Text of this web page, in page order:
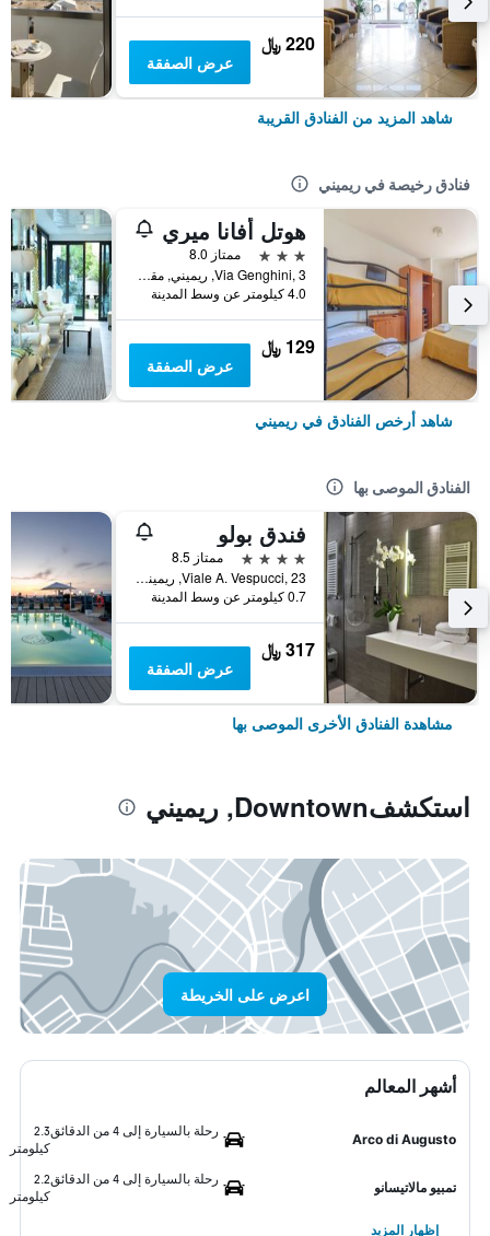
220 ﷼
عرض الصفقة
شاهد المزيد من الفنادق القريبة
فنادق رخيصة في ريميني
هوتل أفانا ميري
3 نجوم
ممتاز 8.0
Via Genghini, 3, ريميني, مقاطعة ريميني, إيطاليا
4.0 كيلومتر عن وسط المدينة
129 ﷼
عرض الصفقة
شاهد أرخص الفنادق في ريميني
الفنادق الموصى بها
فندق بولو
4 نجوم
ممتاز 8.5
Viale A. Vespucci, 23, ريميني, مقاطعة ريميني, إيطاليا
0.7 كيلومتر عن وسط المدينة
317 ﷼
عرض الصفقة
مشاهدة الفنادق الأخرى الموصى بها
استكشفDowntown, ريميني
اعرض على الخريطة
أشهر المعالم
Arco di Augusto
رحلة بالسيارة إلى 4 من الدقائق
2.3
كيلومتر
تمبيو مالاتيسانو
رحلة بالسيارة إلى 4 من الدقائق
2.2
كيلومتر
إظهار المزيد